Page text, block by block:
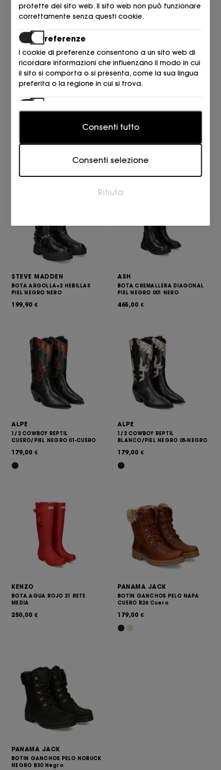
PANAMA JACK
BOTIN REFUERZO PELO NOBUCK
189,00€
PANAMA JACK
MEDIA BOTA NAPA NEGRO B1
NERO
199,00€
STEVE MADDEN
BOTA ARGOLLA+2 HEBILLAS
PIEL NEGRO NERO
199,90 €
ASH
BOTA CREMALLERA DIAGONAL
PIEL NEGRO 001 NERO
465,00 €
ALPE
1/2 COWBOY REPTIL
CUERO/PIEL NEGRO 01-CUERO
179,00 €
ALPE
1/2 COWBOY REPTIL
BLANCO/PIEL NEGRO 05-NEGRO
179,00 €
KENZO
BOTA AGUA ROJO 21 RETE
MEDIA
250,00 €
PANAMA JACK
BOTIN GANCHOS PELO NAPA
CUERO B26 Cuero
179,00 €
PANAMA JACK
BOTIN GANCHOS PELO NOBUCK
NEGRO B30 Negro
protette del sito web. Il sito web non può funzionare
correttamente senza questi cookie.
Preferenze
I cookie di preferenze consentono a un sito web di
ricordare informazioni che influenzano il modo in cui
il sito si comporta o si presenta, come la sua lingua
preferita o la regione in cui si trova.
capire come i visitatori interagiscono con i siti
raccogliendo e trasmettendo informazioni in forma
tracciare i visitatori sui siti web. L'intento è quello di
gli editori e gli inserzionisti terzi.
Consenti tutto
Consenti selezione
Rifiuta